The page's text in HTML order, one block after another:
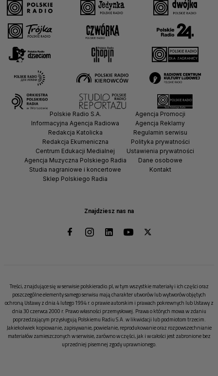
Znajdziesz nas na
Polskie Radio S.A.
Informacyjna Agencja Radiowa
Redakcja Katolicka
Redakcja Ekumeniczna
Centrum Edukacji Medialnej
Agencja Muzyczna Polskiego Radia
Studia nagraniowe i koncertowe
Sklep Polskiego Radia
Agencja Promocji
Agencja Reklamy
Regulamin serwisu
Polityka prywatności
Ustawienia prywatności
Dane osobowe
Kontakt
Treści, znajdujące się w serwisie polskieradio.pl, w tym wszystkie materiały i ich części oraz
poszczególne elementy samego serwisu mają charakter utworów lub wytworów objętych
ochroną Ustawy z dnia 4 lutego 1994 r. o prawie autorskim i prawach pokrewnych lub Ustawy z
dnia 30 czerwca 2000 r. Prawo własności przemysłowej. Prawa o których mowa w zdaniu
poprzedzającym przysługują Polskiemu Radiu S.A. w likwidacji lub podmiotom trzecim.
Jakiekolwiek kopiowanie, zapisywanie, powielanie, reprodukowanie oraz rozpowszechnianie
materiałów zamieszczonych w serwisie, zarówno w części, jak i w całości jest zabronione bez
uprzedniej pisemnej zgody uprawnionego.